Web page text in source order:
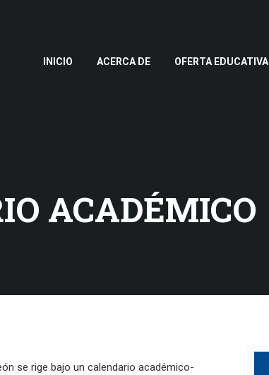
INICIO ACERCA DE OFERTA EDUCATIVA
ACADÉMICO
se rige bajo un calendario académico-